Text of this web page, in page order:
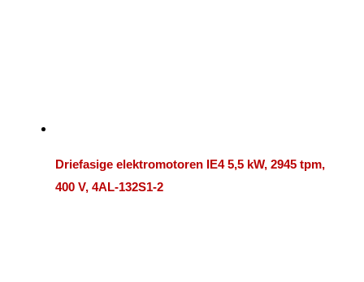
Driefasige elektromotoren IE4 5,5 kW, 2945 tpm,
400 V, 4AL-132S1-2